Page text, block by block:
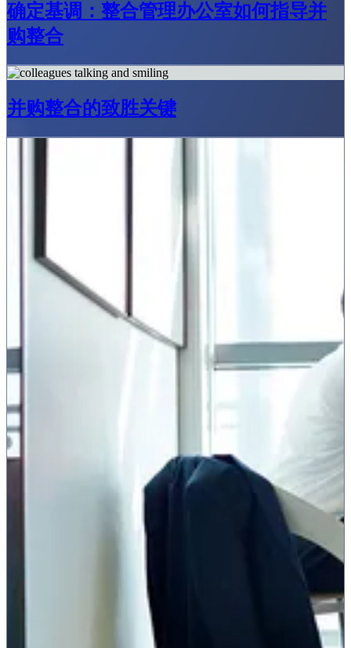
确定基调：整合管理办公室如何指导并
购整合
并购整合的致胜关键